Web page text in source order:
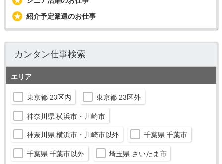
紹介予定派遣のお仕事
カンタン仕事検索
エリア
東京都 23区内 東京都 23区外
神奈川県 横浜市・川崎市
神奈川県 横浜市・川崎市以外 千葉県 千葉市
千葉県 千葉市以外 埼玉県 さいたま市